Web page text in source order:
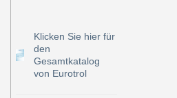
Klicken Sie hier für
den
Gesamtkatalog
von Eurotrol